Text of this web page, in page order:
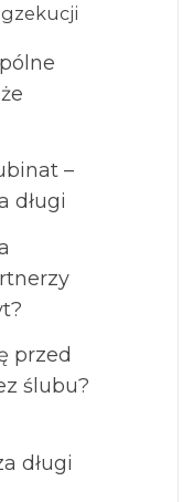
–
długi
przed
ślubu?
długi